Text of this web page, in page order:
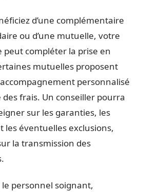
d’une complémentaire
ou d’une mutuelle, votre
peut compléter la prise en
mutuelles proposent
personnalisé
des frais. Un conseiller pourra
sur les garanties, les
les éventuelles exclusions,
la transmission des
le personnel soignant,